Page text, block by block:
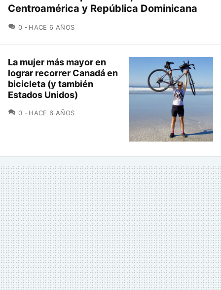
Centroamérica y República Dominicana
0 COMENTARIOS
HACE 6 AÑOS
La mujer más mayor en
lograr recorrer Canadá en
bicicleta (y también
Estados Unidos)
0 COMENTARIOS
HACE 6 AÑOS